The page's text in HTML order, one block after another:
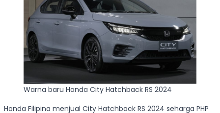
Warna baru Honda City Hatchback RS 2024
Honda Filipina menjual City Hatchback RS 2024 seharga PHP